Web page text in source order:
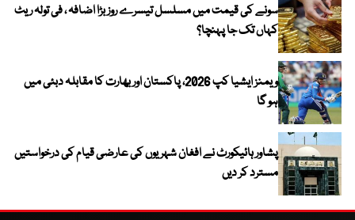
سونے کی قیمت میں مسلسل تیسرے روز بڑا اضافہ ، فی تولہ ریٹ
کہاں تک جا پہنچا؟
ویمنز ایشیا کپ 2026، پاکستان اور بھارت کا مقابلہ دبئی میں
ہو گا
پشاور ہائیکورٹ نے افغان شہریوں کی عارضی قیام کی درخواستیں
مسترد کر دیں